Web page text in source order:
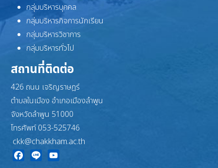
กลุ่มบริหารบุคคล
กลุ่มบริหารกิจการนักเรียน
กลุ่มบริหารวิชาการ
กลุ่มบริหารทั่วไป
สถานที่ติดต่อ
426 ถนน เจริญราษฎร์
ตำบลในเมือง อำเภอเมืองลำพูน
จังหวัดลำพูน 51000
โทรศัพท์ 053-525746
ckk@chakkham.ac.th